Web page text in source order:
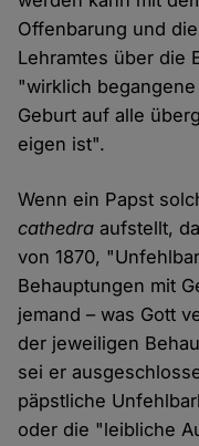
Offenbarung und
Lehramtes über die
"wirklich
Geburt auf alle
eigen ist".
Wenn ein Papst
cathedra aufstellt,
von 1870,
Behauptungen mit
jemand – was Gott
der jeweiligen
sei er
päpstliche
oder die "leibliche